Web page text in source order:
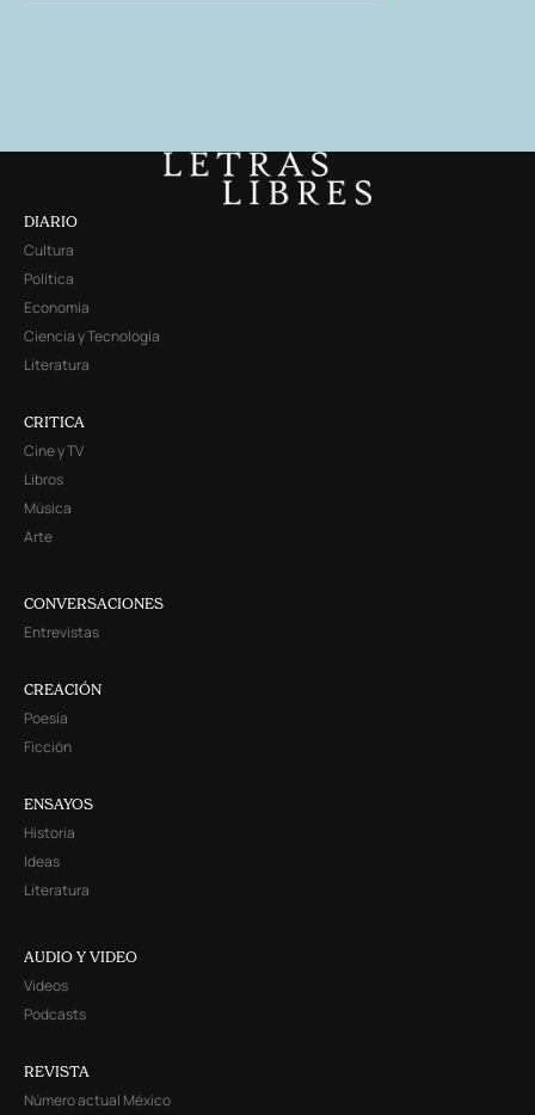
DIARIO
Cultura
Política
Economía
Ciencia y Tecnología
Literatura
CRITICA
Cine y TV
Libros
Música
Arte
CONVERSACIONES
Entrevistas
CREACIÓN
Poesía
Ficción
ENSAYOS
Historia
Ideas
Literatura
AUDIO Y VIDEO
Videos
Podcasts
REVISTA
Número actual México